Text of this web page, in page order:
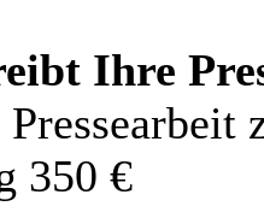
Ihre
350 €